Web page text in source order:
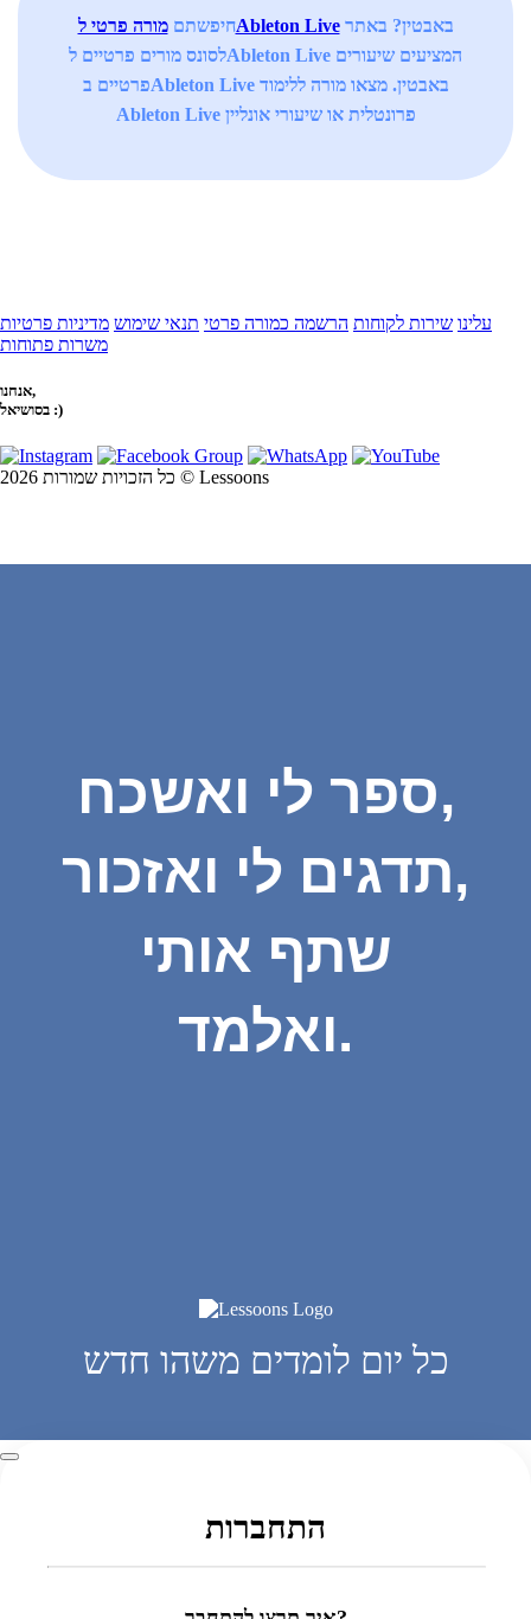
חיפשתםמורה פרטי לAbleton Liveבאבטין? באתר
לסונס מורים פרטיים לAbleton Live המציעים שיעורים
פרטיים בAbleton Live באבטין. מצאו מורה ללימוד
Ableton Live פרונטלית או שיעורי אונליין
עלינו שירות לקוחות הרשמה כמורה פרטי תנאי שימוש מדיניות פרטיות
משרות פתוחות
אנחנו,
בסושיאל :)
כל הזכויות שמורות 2026 © Lessoons
ספר לי ואשכח,
תדגים לי ואזכור,
שתף אותי
ואלמד.
כל יום לומדים משהו חדש
התחברות